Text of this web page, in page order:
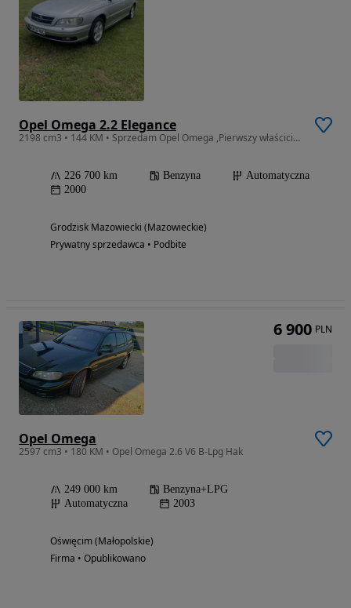
Opel Omega 2.2 Elegance
2198 cm3 • 144 KM • Sprzedam Opel Omega ,Pierwszy właściciel w kraju , stan b.dobry
226 700 km Benzyna
Automatyczna
2000
Grodzisk Mazowiecki (Mazowieckie)
Prywatny sprzedawca • Podbite
Opel Omega
2597 cm3 • 180 KM • Opel Omega 2.6 V6 B-Lpg Hak
249 000 km
Benzyna+LPG
Automatyczna
2003
Oświęcim (Małopolskie)
Firma • Opublikowano
6 900 PLN